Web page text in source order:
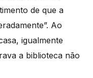
de que a
Ao
igualmente
a biblioteca não